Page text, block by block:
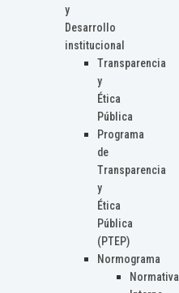
y
Desarrollo
institucional
Transparencia
y
Ética
Pública
Programa
de
Transparencia
y
Ética
Pública
(PTEP)
Normograma
Normativa